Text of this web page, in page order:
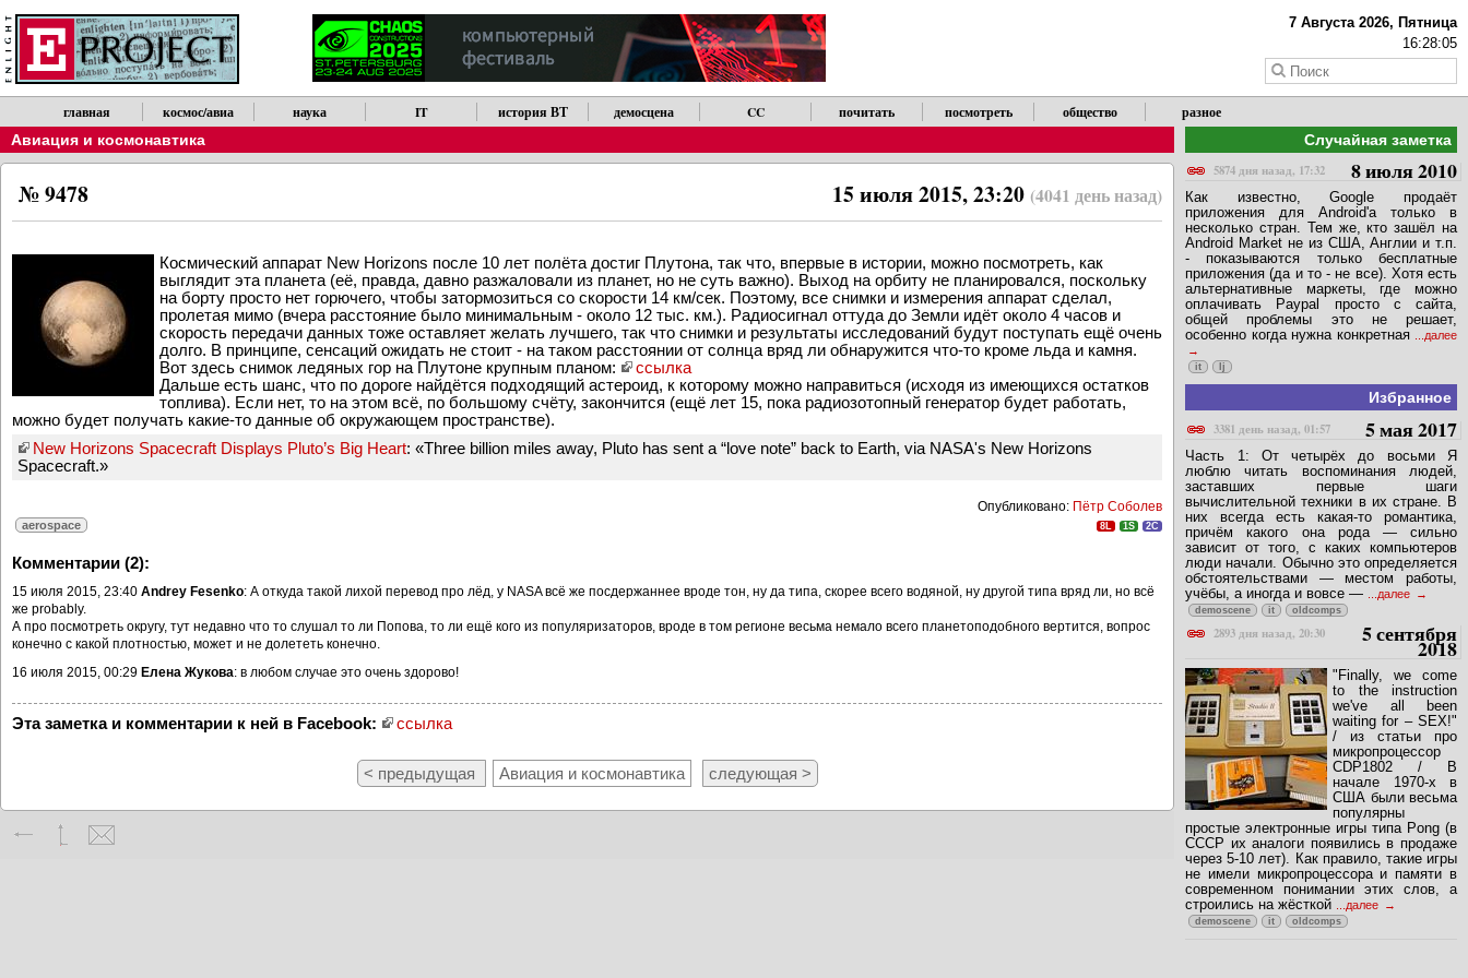
7 Августа 2026, Пятница
16:28:06
главная космос/авиа наука IT история ВТ демосцена CC почитать посмотреть общество разное
Авиация и космонавтика
15 июля 2015, 23:20 (4041 день назад)
№ 9478
Космический аппарат New Horizons после 10 лет полёта достиг Плутона, так что, впервые в истории, можно посмотреть, как
выглядит эта планета (её, правда, давно разжаловали из планет, но не суть важно). Выход на орбиту не планировался, поскольку
на борту просто нет горючего, чтобы затормозиться со скорости 14 км/сек. Поэтому, все снимки и измерения аппарат сделал,
пролетая мимо (вчера расстояние было минимальным - около 12 тыс. км.). Радиосигнал оттуда до Земли идёт около 4 часов и
скорость передачи данных тоже оставляет желать лучшего, так что снимки и результаты исследований будут поступать ещё очень
долго. В принципе, сенсаций ожидать не стоит - на таком расстоянии от солнца вряд ли обнаружится что-то кроме льда и камня.
Вот здесь снимок ледяных гор на Плутоне крупным планом:
ссылка
Дальше есть шанс, что по дороге найдётся подходящий астероид, к которому можно направиться (исходя из имеющихся остатков
топлива). Если нет, то на этом всё, по большому счёту, закончится (ещё лет 15, пока радиозотопный генератор будет работать,
можно будет получать какие-то данные об окружающем пространстве).
New Horizons Spacecraft Displays Pluto’s Big Heart: «Three billion miles away, Pluto has sent a “love note” back to Earth, via NASA's New Horizons
Spacecraft.»
Опубликовано: Пётр Соболев
aerospace 8L 1S 2C
Комментарии (2):
15 июля 2015, 23:40 Andrey Fesenko: А откуда такой лихой перевод про лёд, у NASA всё же посдержаннее вроде тон, ну да типа, скорее всего водяной, ну другой типа вряд ли, но всё
же probably.
А про посмотреть округу, тут недавно что то слушал то ли Попова, то ли ещё кого из популяризаторов, вроде в том регионе весьма немало всего планетоподобного вертится, вопрос
конечно с какой плотностью, может и не долететь конечно.
16 июля 2015, 00:29 Елена Жукова: в любом случае это очень здорово!
Эта заметка и комментарии к ней в Facebook: ссылка
< предыдущая Авиация и космонавтика следующая >
Случайная заметка
5874 дня назад, 17:32
8 июля 2010
Как известно, Google продаёт
приложения для Android'a только в
несколько стран. Тем же, кто зашёл на
Android Market не из США, Англии и т.п.
- показываются только бесплатные
приложения (да и то - не все). Хотя есть
альтернативные маркеты, где можно
оплачивать Paypal просто с сайта,
общей проблемы это не решает,
особенно когда нужна конкретная ...далее
it lj
Избранное
3381 день назад, 01:57
5 мая 2017
Часть 1: От четырёх до восьми Я
люблю читать воспоминания людей,
заставших первые шаги
вычислительной техники в их стране. В
них всегда есть какая-то романтика,
причём какого она рода — сильно
зависит от того, с каких компьютеров
люди начали. Обычно это определяется
обстоятельствами — местом работы,
учёбы, а иногда и вовсе —
...далее
demoscene it oldcomps
2893 дня назад, 20:30 5 сентября
2018
"Finally, we come
to the instruction
we've all been
waiting for – SEX!"
/ из статьи про
микропроцессор
CDP1802 / В
начале 1970-х в
США были весьма
популярны
простые электронные игры типа Pong (в
СССР их аналоги появились в продаже
через 5-10 лет). Как правило, такие игры
не имели микропроцессора и памяти в
современном понимании этих слов, а
строились на жёсткой
...далее
demoscene it oldcomps